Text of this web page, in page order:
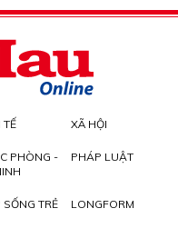
TẾ XÃ HỘI
PHÒNG -
PHÁP LUẬT
SỐNG TRẺ LONGFORM